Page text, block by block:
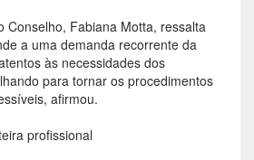
Conselho, Fabiana Motta, ressalta
a uma demanda recorrente da
às necessidades dos
para tornar os procedimentos
afirmou.
profissional